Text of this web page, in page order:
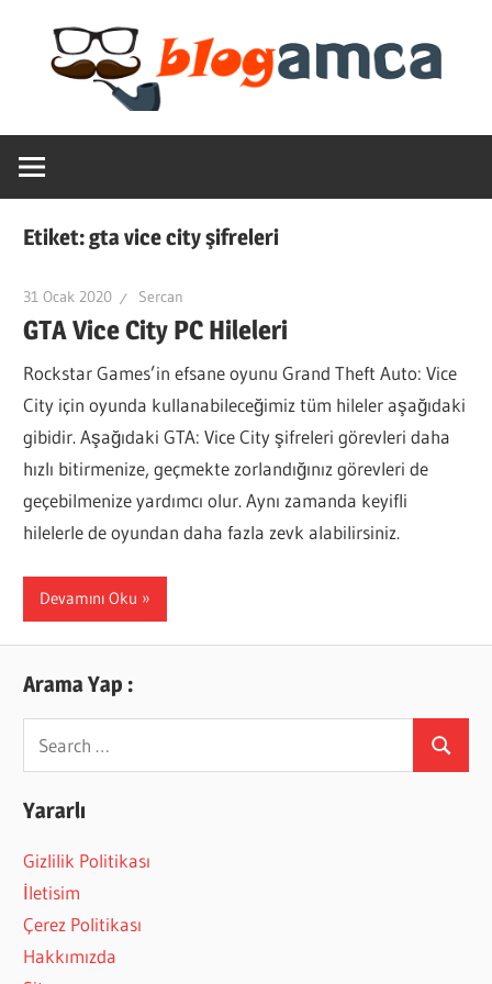
content
Blogamca
2025
Haber,
Blogların
Etiket:gta vice city şifreleri
31 Ocak 2020 Sercan
GTA Vice City PC Hileleri
Rockstar Games’in efsane oyunu Grand Theft Auto: Vice
City için oyunda kullanabileceğimiz tüm hileler aşağıdaki
gibidir. Aşağıdaki GTA: Vice City şifreleri görevleri daha
hızlı bitirmenize, geçmekte zorlandığınız görevleri de
geçebilmenize yardımcı olur. Aynı zamanda keyifli
hilelerle de oyundan daha fazla zevk alabilirsiniz.
Devamını Oku
Arama Yap :
Search
for:
Search
Yararlı
Gizlilik Politikası
İletisim
Çerez Politikası
Hakkımızda